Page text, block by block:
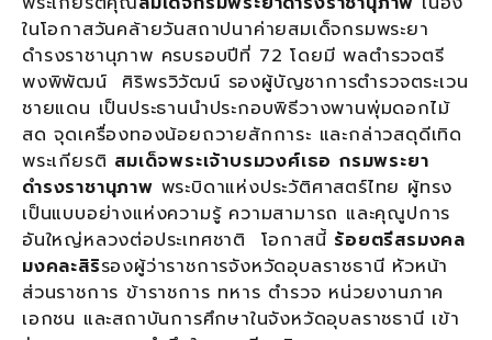
ในโอกาสวันคล้ายวันสถาปนาค่ายสมเด็จกรมพระยา
ดำรงราชานุภาพ ครบรอบปีที่ 72 โดยมี พลตำรวจตรี
พงพิพัฒน์ ศิริพรวิวัฒน์ รองผู้บัญชาการตำรวจตระเวน
ชายแดน เป็นประธานนำประกอบพิธีวางพานพุ่มดอกไม้
สด จุดเครื่องทองน้อยถวายสักการะ และกล่าวสดุดีเทิด
พระเกียรติ สมเด็จพระเจ้าบรมวงศ์เธอ กรมพระยา
ดำรงราชานุภาพ พระบิดาแห่งประวัติศาสตร์ไทย ผู้ทรง
เป็นแบบอย่างแห่งความรู้ ความสามารถ และคุณูปการ
อันใหญ่หลวงต่อประเทศชาติ โอกาสนี้ ร้อยตรีสรมงคล
มงคละสิริรองผู้ว่าราชการจังหวัดอุบลราชธานี หัวหน้า
ส่วนราชการ ข้าราชการ ทหาร ตำรวจ หน่วยงานภาค
เอกชน และสถาบันการศึกษาในจังหวัดอุบลราชธานี เข้า